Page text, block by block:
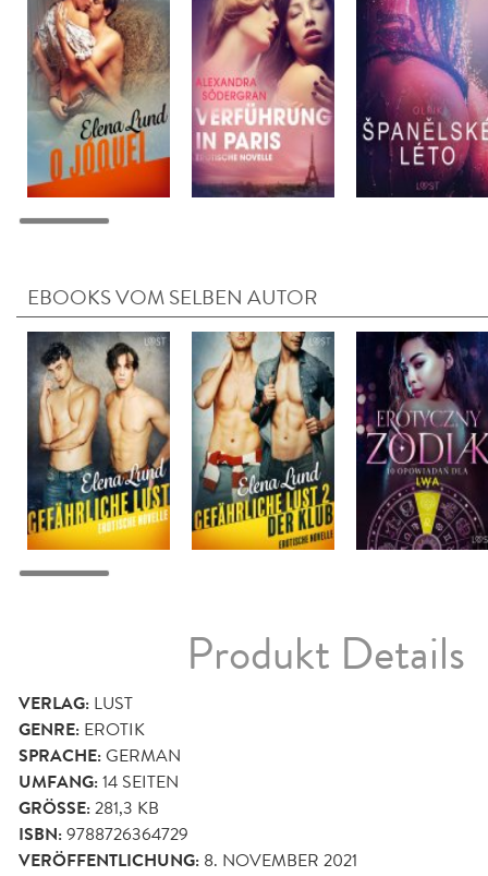
EBOOKS VOM SELBEN AUTOR
Produkt Details
VERLAG: LUST
GENRE: EROTIK
SPRACHE:GERMAN
UMFANG:14 SEITEN
GRÖSSE: 281,3 KB
ISBN:9788726364729
VERÖFFENTLICHUNG: 8. NOVEMBER 2021